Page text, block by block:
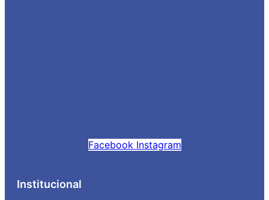
Facebook Instagram
Institucional